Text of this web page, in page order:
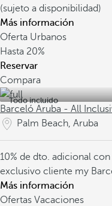
(sujeto a disponibilidad)
Más información
Oferta Urbanos
Hasta 20%
Reservar
Compara
Todo incluido
Barceló Aruba - All
Palm Beach, Aruba
10% de dto. adicional
exclusivo cliente my
Más información
Ofertas Vacaciones